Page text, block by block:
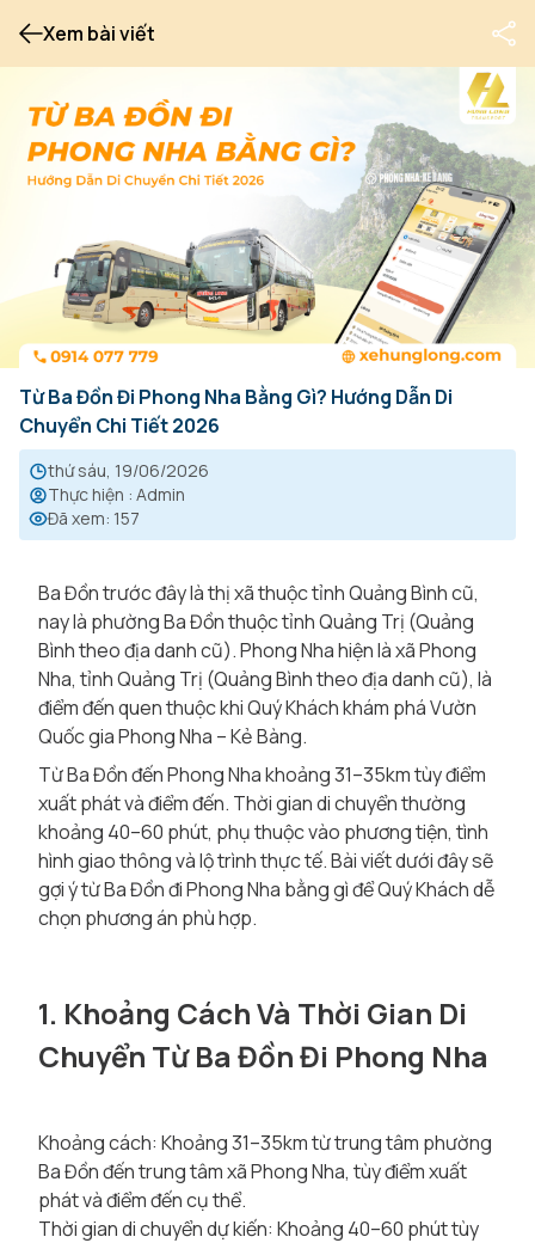
Xem bài viết
Từ Ba Đồn Đi Phong Nha Bằng Gì? Hướng Dẫn Di
Chuyển Chi Tiết 2026
thứ sáu, 19/06/2026
Thực hiện : Admin
Đã xem: 157
Ba Đồn trước đây là thị xã thuộc tỉnh Quảng Bình cũ,
nay là phường Ba Đồn thuộc tỉnh Quảng Trị (Quảng
Bình theo địa danh cũ). Phong Nha hiện là xã Phong
Nha, tỉnh Quảng Trị (Quảng Bình theo địa danh cũ), là
điểm đến quen thuộc khi Quý Khách khám phá Vườn
Quốc gia Phong Nha – Kẻ Bàng.
Từ Ba Đồn đến Phong Nha khoảng 31–35km tùy điểm
xuất phát và điểm đến. Thời gian di chuyển thường
khoảng 40–60 phút, phụ thuộc vào phương tiện, tình
hình giao thông và lộ trình thực tế. Bài viết dưới đây sẽ
gợi ý từ Ba Đồn đi Phong Nha bằng gì để Quý Khách dễ
chọn phương án phù hợp.
1. Khoảng Cách Và Thời Gian Di
Chuyển Từ Ba Đồn Đi Phong Nha
Khoảng cách: Khoảng 31–35km từ trung tâm phường
Ba Đồn đến trung tâm xã Phong Nha, tùy điểm xuất
phát và điểm đến cụ thể.
Thời gian di chuyển dự kiến: Khoảng 40–60 phút tùy